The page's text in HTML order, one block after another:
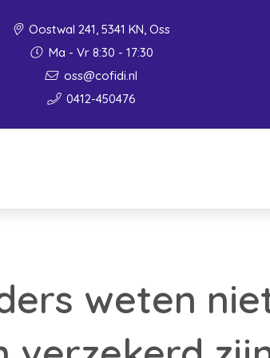
Oostwal 241, 5341 KN, Oss
Ma - Vr 8:30 - 17:30
oss@cofidi.nl
0412-450476
weten